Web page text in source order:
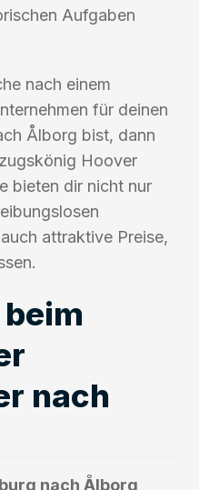
Aufgaben
nach einem
für deinen
Ålborg bist, dann
Hoover
bieten dir nicht nur
attraktive Preise,
nach
nach Ålborg